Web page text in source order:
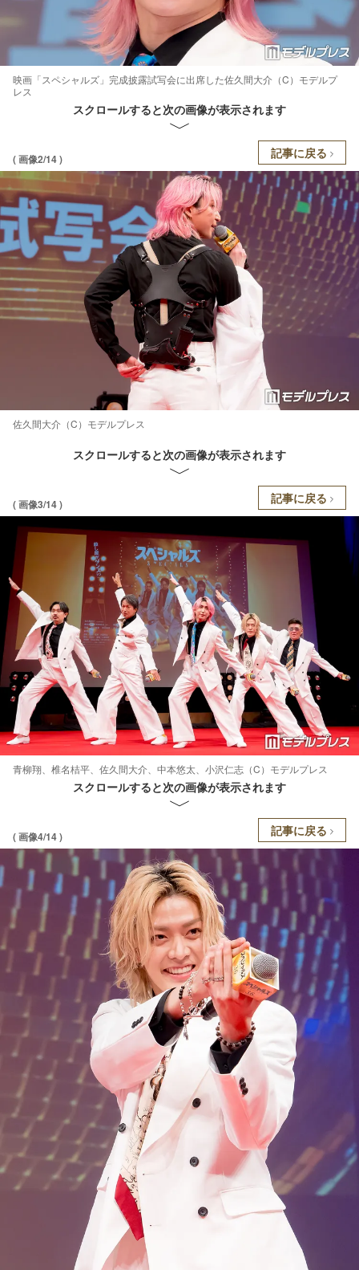
映画「スペシャルズ」完成披露試写会に出席した佐久間大介（C）モデルプ
レス
スクロールすると次の画像が表示されます
( 画像2/14 ) 記事に戻る
佐久間大介（C）モデルプレス
スクロールすると次の画像が表示されます
( 画像3/14 ) 記事に戻る
青柳翔、椎名桔平、佐久間大介、中本悠太、小沢仁志（C）モデルプレス
スクロールすると次の画像が表示されます
( 画像4/14 ) 記事に戻る